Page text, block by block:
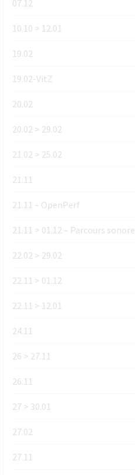
07.12
10.10 > 12.01
19.02
19.02-VitZ
20.02
20.02 > 29.02
21.02 > 25.02
21.11
21.11 – OpenPerf
21.11 > 01.12 – Parcours sonore
22.02 > 29.02
22.11 > 01.12
22.11 > 12.01
24.11
26 > 27.11
26.11
27 > 30.01
27.02
27.11